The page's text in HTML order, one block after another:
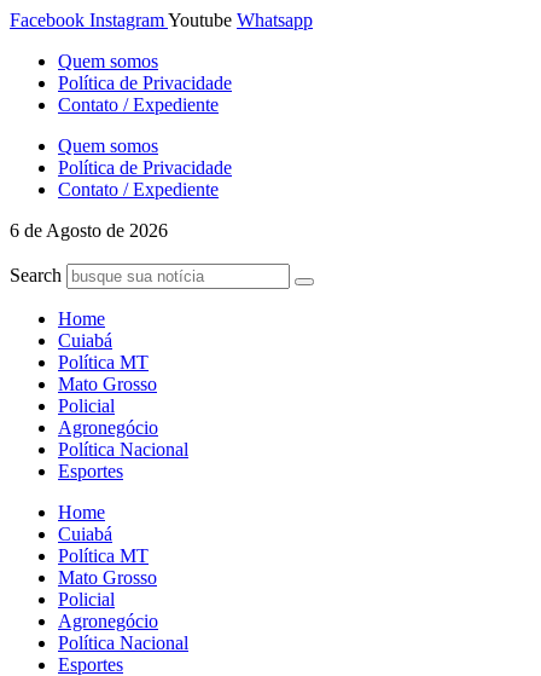
Ir
conteúdo
Facebook InstagramYoutube Whatsapp
Quem somos
Política de Privacidade
Contato / Expediente
Quem somos
Política de Privacidade
Contato / Expediente
6 de Agosto de 2026
Search
Home
Cuiabá
Política MT
Mato Grosso
Policial
Agronegócio
Política Nacional
Esportes
Home
Cuiabá
Política MT
Mato Grosso
Policial
Agronegócio
Política Nacional
Esportes